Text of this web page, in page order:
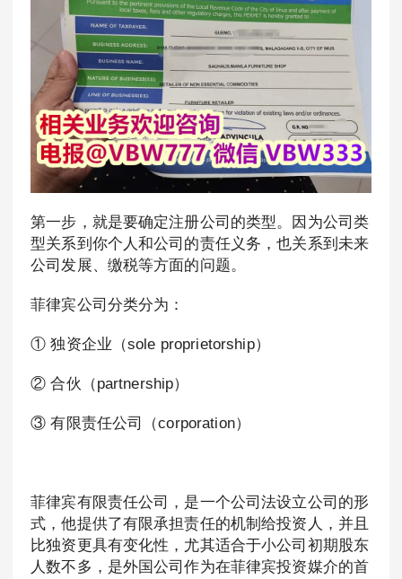
第一步，就是要确定注册公司的类型。因为公司类
型关系到你个人和公司的责任义务，也关系到未来
公司发展、缴税等方面的问题。
菲律宾公司分类分为：
① 独资企业（sole proprietorship）
② 合伙（partnership）
③ 有限责任公司（corporation）
菲律宾有限责任公司，是一个公司法设立公司的形
式，他提供了有限承担责任的机制给投资人，并且
比独资更具有变化性，尤其适合于小公司初期股东
人数不多，是外国公司作为在菲律宾投资媒介的首